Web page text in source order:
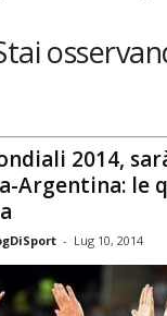
2014,
Argentina: le
- Lug 10, 2014